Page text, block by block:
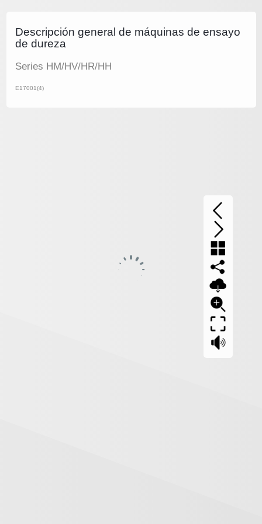
Descripción general de máquinas de ensayo
de dureza
Series HM/HV/HR/HH
E17001(4)